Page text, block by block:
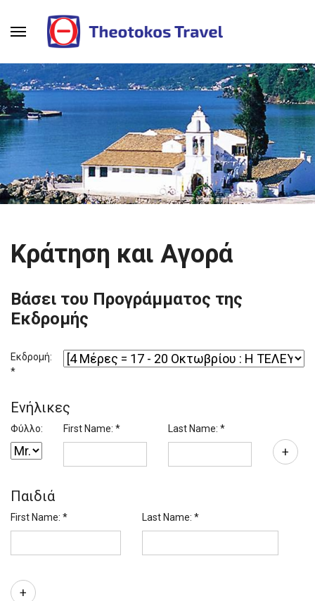
Κράτηση και Αγορά
Βάσει του Προγράμματος της
Εκδρομής
Εκδρομή:
*
Ενήλικες
Φύλλο: First Name: * Last Name: *
+
Παιδιά
First Name: * Last Name: *
+